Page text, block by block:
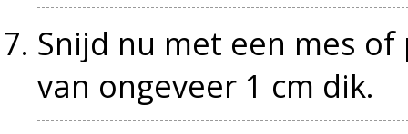
Snijd nu met een mes
van ongeveer 1 cm dik.